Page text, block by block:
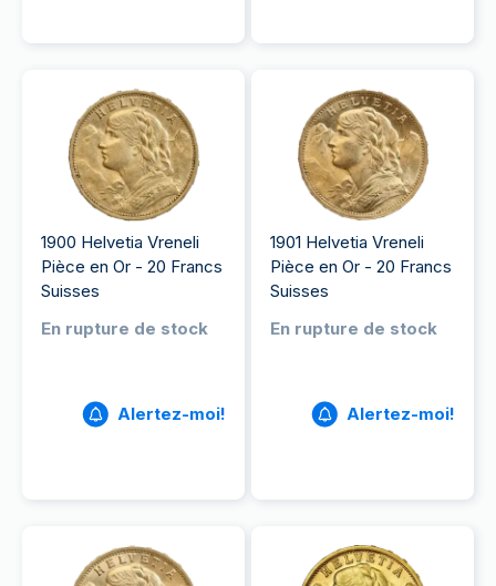
1900 Helvetia Vreneli
Pièce en Or - 20 Francs
Suisses
En rupture de stock
Alertez-moi!
1901 Helvetia Vreneli
Pièce en Or - 20 Francs
Suisses
En rupture de stock
Alertez-moi!